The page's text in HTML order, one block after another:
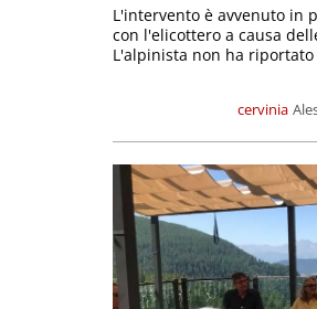
cervinia
L'intervento è avvenuto in
con l'elicottero a causa
L'alpinista non ha